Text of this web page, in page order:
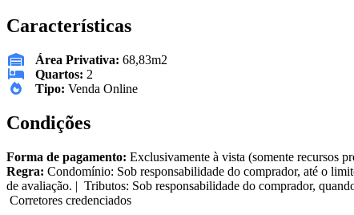
Características
Área Privativa: 68,83m2
Quartos: 2
Tipo: Venda Online
Condições
Forma de pagamento: Exclusivamente à vista (somente recursos
Regra: Condomínio: Sob responsabilidade do comprador, até o
de avaliação. | Tributos: Sob responsabilidade do comprador,
Corretores credenciados